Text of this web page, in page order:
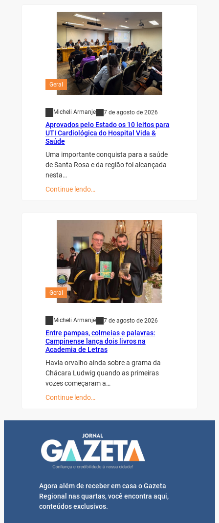
Geral
Micheli Armanje 7 de agosto de 2026
Aprovados pelo Estado os 10 leitos para
UTI Cardiológica do Hospital Vida &
Saúde
Uma importante conquista para a saúde
de Santa Rosa e da região foi alcançada
nesta…
Continue lendo…
Geral
Micheli Armanje 7 de agosto de 2026
Entre pampas, colmeias e palavras:
Campinense lança dois livros na
Academia de Letras
Havia orvalho ainda sobre a grama da
Chácara Ludwig quando as primeiras
vozes começaram a…
Continue lendo…
Agora além de receber em casa o Gazeta
Regional nas quartas, você encontra aqui,
conteúdos exclusivos.